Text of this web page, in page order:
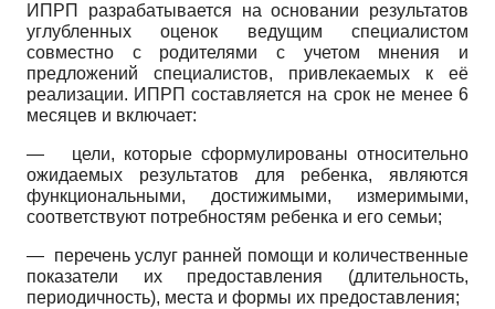
ИПРП разрабатывается на основании результатов
углубленных оценок ведущим специалистом
совместно с родителями с учетом мнения и
предложений специалистов, привлекаемых к её
реализации. ИПРП составляется на срок не менее 6
месяцев и включает:
—
цели, которые сформулированы относительно
ожидаемых результатов для ребенка, являются
функциональными, достижимыми, измеримыми,
соответствуют потребностям ребенка и его семьи;
— перечень услуг ранней помощи и количественные
показатели их предоставления (длительность,
периодичность), места и формы их предоставления;